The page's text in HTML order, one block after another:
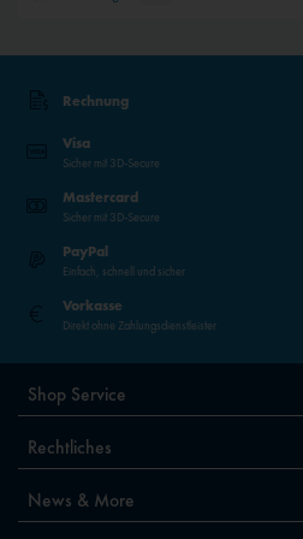
Rechnung
Visa
Sicher mit 3D-Secure
Mastercard
Sicher mit 3D-Secure
PayPal
Einfach, schnell und sicher
Vorkasse
Direkt ohne Zahlungsdienstleister
Shop Service
Rechtliches
News & More